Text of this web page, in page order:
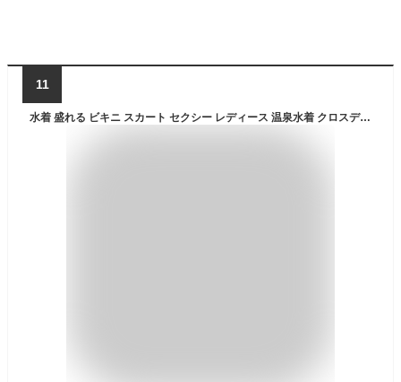
11
水着 盛れる ビキニ スカート セクシー レディース 温泉水着 クロスデザイン 2点セット 高品質 みずぎ パッド付き ワイヤー入り 小胸 谷間 ホルターネック 美バスト カシュクール スイムウエア ショートパンツ 体型カバー 海水浴 プール カットアウト 無地 スカート